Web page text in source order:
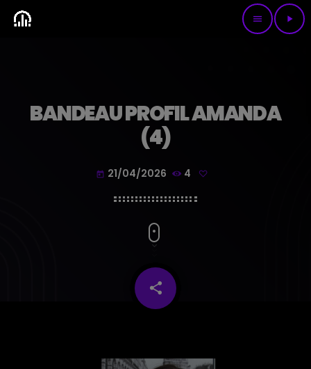
menu play_arrow
BANDEAU PROFIL AMANDA
(4)
today 21/04/2026 4
share
email